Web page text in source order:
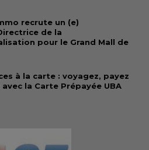
recrute un (e)
de la
pour le Grand Mall de
à la carte : voyagez, payez
la Carte Prépayée UBA